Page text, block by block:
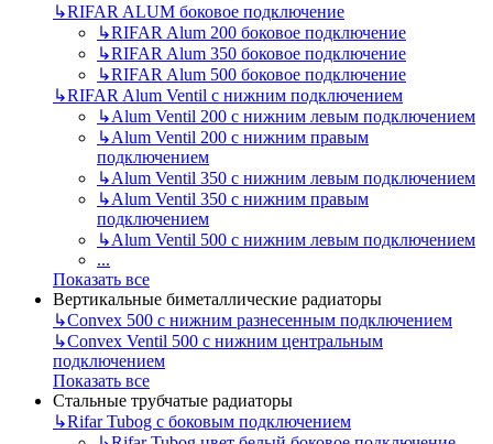
↳RIFAR ALUM боковое подключение
↳RIFAR Alum 200 боковое подключение
↳RIFAR Alum 350 боковое подключение
↳RIFAR Alum 500 боковое подключение
↳RIFAR Alum Ventil с нижним подключением
↳Alum Ventil 200 с нижним левым подключением
↳Alum Ventil 200 с нижним правым
подключением
↳Alum Ventil 350 с нижним левым подключением
↳Alum Ventil 350 с нижним правым
подключением
↳Alum Ventil 500 с нижним левым подключением
...
Показать все
Вертикальные биметаллические радиаторы
↳Convex 500 с нижним разнесенным подключением
↳Convex Ventil 500 с нижним центральным
подключением
Показать все
Стальные трубчатые радиаторы
↳Rifar Tubog с боковым подключением